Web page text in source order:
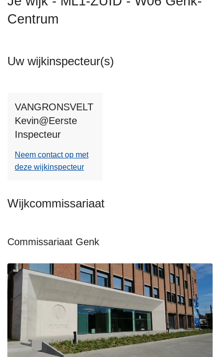
Centrum
Uw wijkinspecteur(s)
VANGRONSVELT
Kevin@Eerste
Inspecteur
Neem contact op met
deze wijkinspecteur
Wijkcommissariaat
Commissariaat Genk